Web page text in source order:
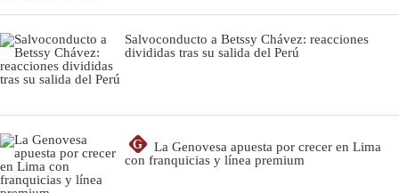
Salvoconducto a Betssy Chávez: reacciones
divididas tras su salida del Perú
G
La Genovesa apuesta por crecer en Lima
con franquicias y línea premium